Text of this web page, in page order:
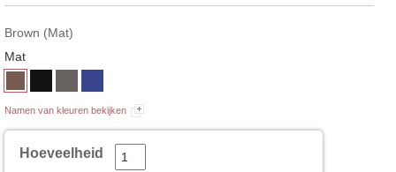
Brown (Mat)
Mat
Namen van kleuren bekijken
Hoeveelheid